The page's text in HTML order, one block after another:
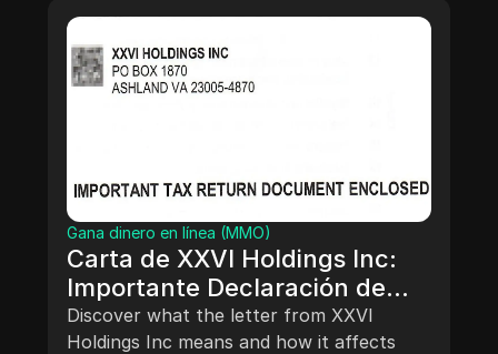
Gana dinero en línea (MMO)
Carta de XXVI Holdings Inc:
Importante Declaración de
Impuestos
Discover what the letter from XXVI
Holdings Inc means and how it affects